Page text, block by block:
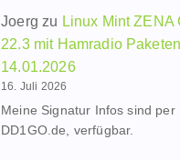
Joerg zu Linux Mint ZENA
22.3 mit Hamradio
14.01.2026
16. Juli 2026
Meine Signatur Infos sind per
DD1GO.de, verfügbar.